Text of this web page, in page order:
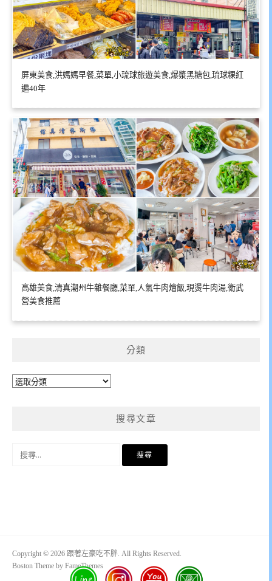
屏東美食,洪媽媽早餐,菜單,小琉球旅遊美食,爆漿黑糖包,琉球粿紅
遍40年
高雄美食,清真潮州牛雜餐廳,菜單,人氣牛肉燴飯,現燙牛肉湯,衛武
營美食推薦
分類
分
搜尋文章
Copyright © 2026 跟著左豪吃不胖. All Rights Reserved.
Boston Theme by FameThemes